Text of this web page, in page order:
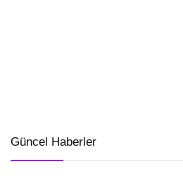
Güncel Haberler